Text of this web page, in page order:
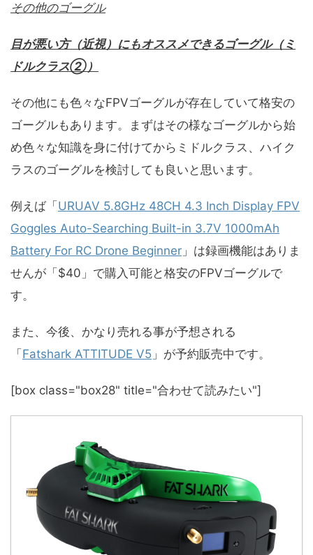
その他のゴーグル
目が悪い方（近視）にもオススメできるゴーグル（ミ
ドルクラス②）
その他にも色々なFPVゴーグルが存在していて格安の
ゴーグルもあります。まずはその様なゴーグルから始
め色々な知識を身に付けてからミドルクラス、ハイク
ラスのゴーグルを検討しても良いと思います。
例えば「 URUAV 5.8GHz 48CH 4.3 Inch Display FPV
Goggles Auto-Searching Built-in 3.7V 1000mAh
Battery For RC Drone Beginner 」は録画機能はありま
せんが「$40」で購入可能と格安のFPVゴーグルで
す。
また、今後、かなり売れる事が予想される
「 Fatshark ATTITUDE V5 」が予約販売中です。
[box class="box28" title="合わせて読みたい"]